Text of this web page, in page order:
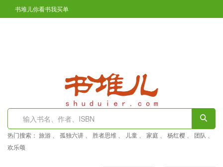
书堆儿你看书我买单
热门搜索： 旅游 孤独六讲 胜者思维 儿童 家庭 杨红樱 团队
欢乐颂